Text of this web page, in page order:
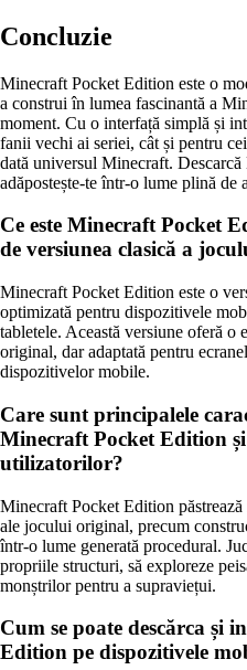
Concluzie
Minecraft Pocket Edition este o
a construi în lumea fascinantă a
moment. Cu o interfață simplă și
fanii vechi ai seriei, cât și pentru
dată universul Minecraft.
adăpostește-te într-o lume plină de
Ce este Minecraft Pocket
de versiunea clasică a
Minecraft Pocket Edition este o
optimizată pentru dispozitivele
tabletele. Această versiune oferă o
original, dar adaptată pentru
dispozitivelor mobile.
Care sunt principalele
Minecraft Pocket Edition
utilizatorilor?
Minecraft Pocket Edition
ale jocului original, precum
într-o lume generată procedural.
propriile structuri, să exploreze
monștrilor pentru a supraviețui.
Cum se poate descărca și
Edition pe dispozitivele